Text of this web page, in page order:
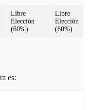
Libre
Elección
(60%)
Libre
Elección
(60%)
es: